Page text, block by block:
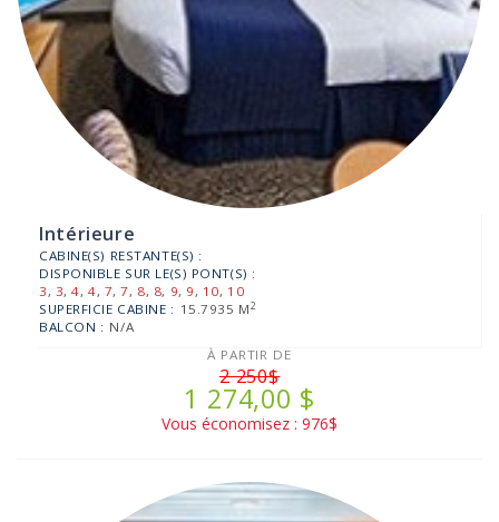
Intérieure
CABINE(S) RESTANTE(S) :
DISPONIBLE SUR LE(S) PONT(S) :
3, 3,4,4, 7,7, 8, 8, 9, 9, 10, 10
SUPERFICIE CABINE : 15.7935 M2
BALCON : N/A
À PARTIR DE
2 250$
1 274,00 $
Vous économisez : 976$